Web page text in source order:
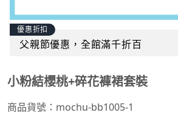
優惠折扣
父親節優惠，全館滿千折百
小粉結櫻桃+碎花褲裙套裝
商品貨號： mochu-bb1005-1